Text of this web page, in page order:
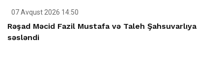
07 Avqust 2026 14:50
Rəşad Məcid Fazil Mustafa və Taleh Şahsuvarlıya
səsləndi